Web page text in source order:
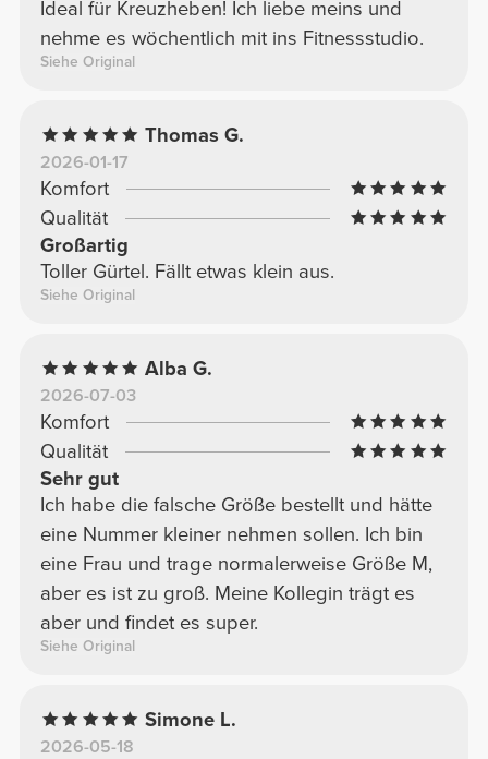
Ideal für Kreuzheben! Ich liebe meins und
nehme es wöchentlich mit ins Fitnessstudio.
Siehe Original
Thomas G.
2026-01-17
Komfort
Qualität
Großartig
Toller Gürtel. Fällt etwas klein aus.
Siehe Original
Alba G.
2026-07-03
Komfort
Qualität
Sehr gut
Ich habe die falsche Größe bestellt und hätte
eine Nummer kleiner nehmen sollen. Ich bin
eine Frau und trage normalerweise Größe M,
aber es ist zu groß. Meine Kollegin trägt es
aber und findet es super.
Siehe Original
Simone L.
2026-05-18